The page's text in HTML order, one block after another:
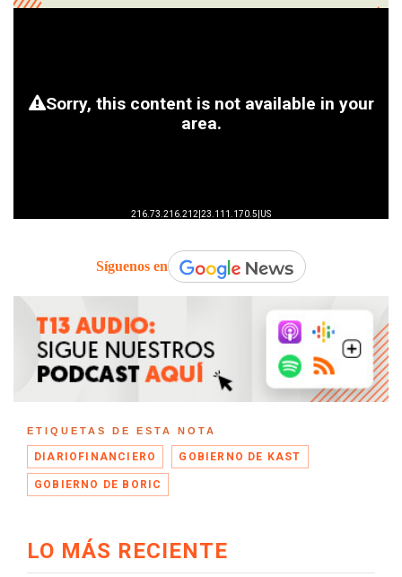
Síguenos en
ETIQUETAS DE ESTA NOTA
DIARIOFINANCIERO GOBIERNO DE KAST
GOBIERNO DE BORIC
LO MÁS RECIENTE